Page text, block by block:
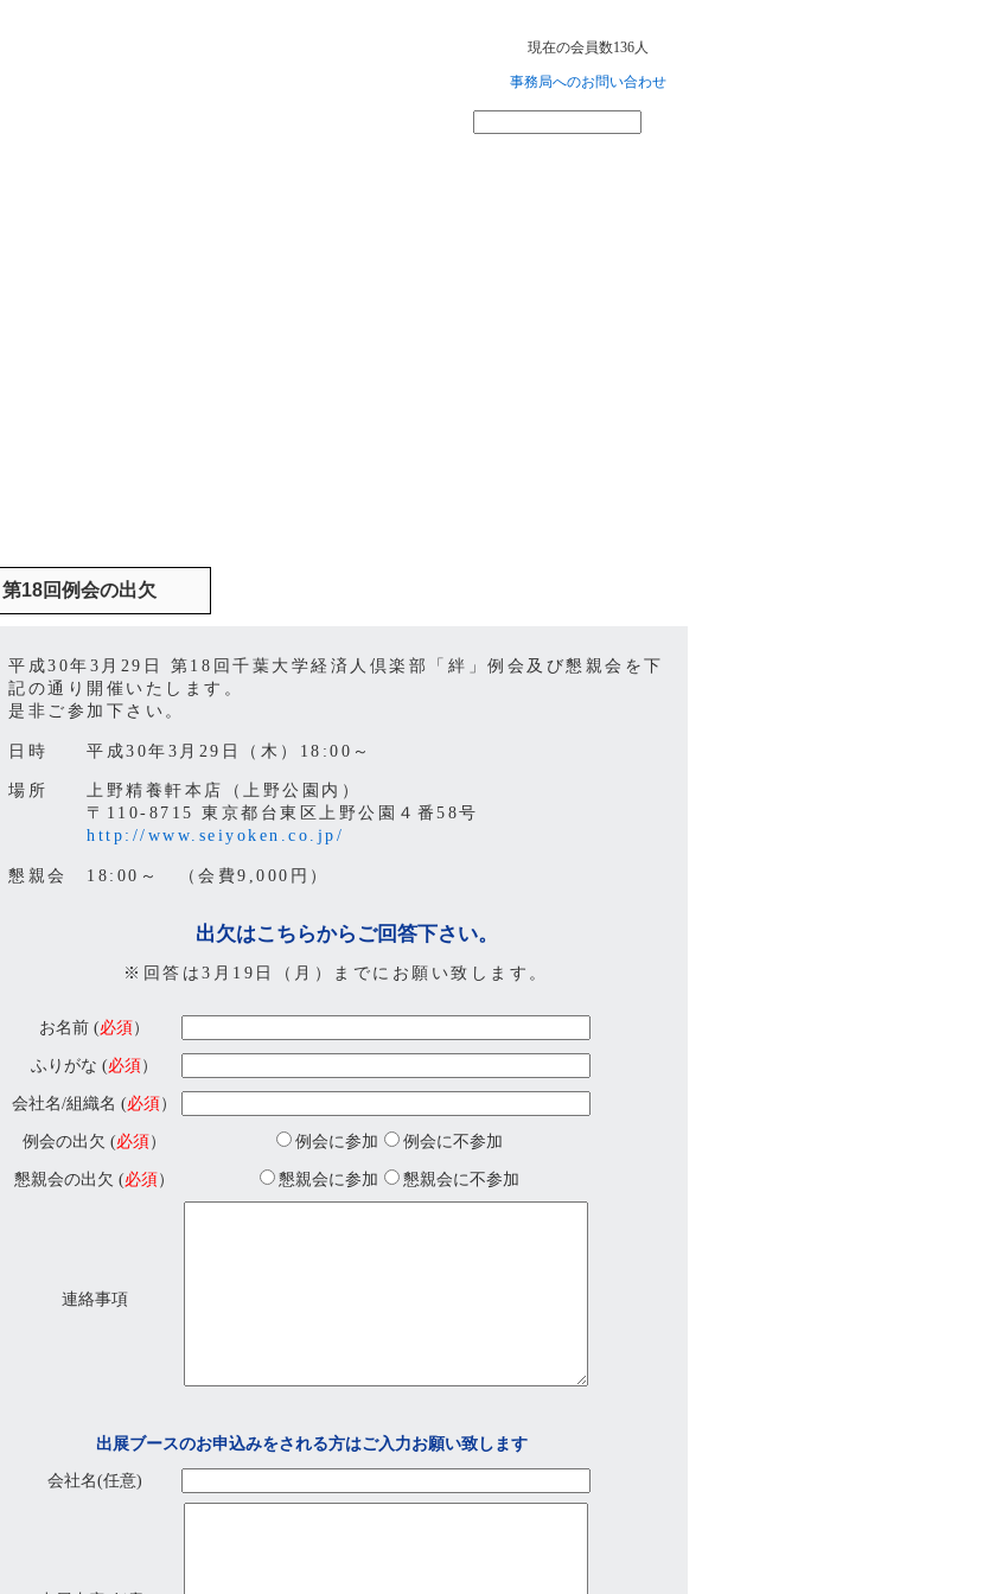
現在の会員数136人
事務局へのお問い合わせ
第18回例会の出欠
平成30年3月29日 第18回千葉大学経済人倶楽部「絆」例会及び懇親会を下
記の通り開催いたします。
是非ご参加下さい。
日時 平成30年3月29日（木）18:00～
場所 上野精養軒本店（上野公園内）
〒110-8715 東京都台東区上野公園４番58号
http://www.seiyoken.co.jp/
懇親会 18:00～ （会費9,000円）
出欠はこちらからご回答下さい。
※回答は3月19日（月）までにお願い致します。
お名前 (必須 ）
ふりがな (必須 ）
会社名/組織名 (必須 ）
例会の出欠 (必須 ） 例会に参加 例会に不参加
懇親会の出欠 (必須 ） 懇親会に参加 懇親会に不参加
連絡事項
出展ブースのお申込みをされる方はご入力お願い致します
会社名(任意)